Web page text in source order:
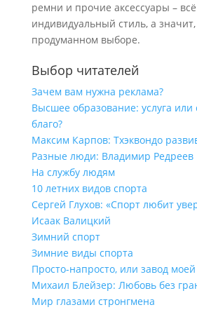
ремни и прочие аксессуары –
индивидуальный стиль, а
продуманном выборе.
Выбор читателей
Зачем вам нужна реклама?
Высшее образование: услуга или
благо?
Максим Карпов: Тхэквондо
Разные люди: Владимир Редреев
На службу людям
10 летних видов спорта
Сергей Глухов: «Спорт любит
Исаак Валицкий
Зимний спорт
Зимние виды спорта
Просто-напросто, или завод
Михаил Блейзер: Любовь без
Мир глазами стронгмена